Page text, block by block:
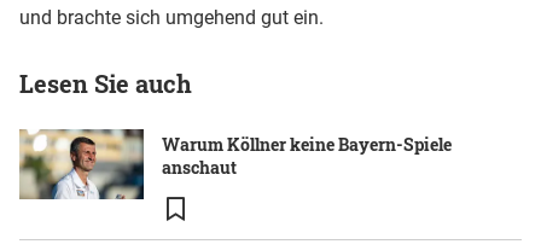
und brachte sich umgehend gut ein.
Lesen Sie auch
Warum Köllner keine Bayern-Spiele
anschaut